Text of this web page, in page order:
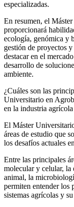
especializadas.
En resumen, el
proporcionará
ecología, genómica y
gestión de proyectos
destacar en el
desarrollo de
ambiente.
¿Cuáles son las
Universitario en
en la industria
El Máster
áreas de estudio que
los desafíos actuales
Entre las principales
molecular y celular, la
animal, la
permiten entender los
sistemas agrícolas y